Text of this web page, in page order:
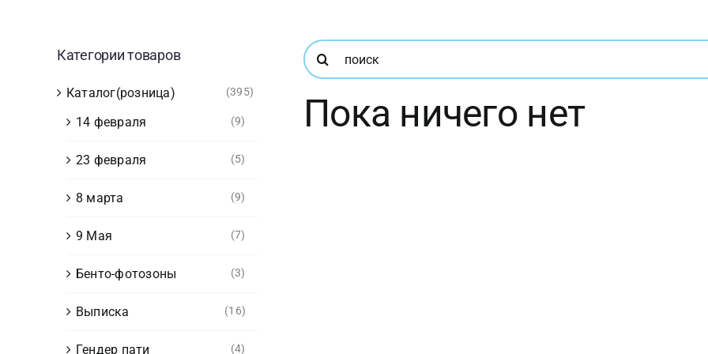
Категории товаров
Каталог(розница) (395)
14 февраля (9)
23 февраля (5)
8 марта (9)
9 Мая (7)
Бенто-фотозоны (3)
Выписка (16)
Гендер пати (4)
Результат
поиска:
Пока ничего нет